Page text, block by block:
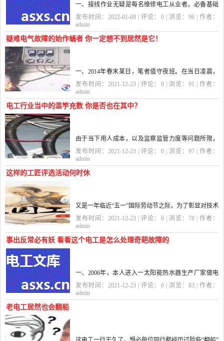
一、接线作业无疑是每名维修电工从业者，必备基础
技能之一。无奈现实工作中，相当部分的维修电工同
行在不经意间，会犯下四个失误：首先是接线位置不
当——例如接线位置...
发布时间：2022-01-09 | 评论： 0| 浏览： 96| 作者：
admin
疑难电气故障的始作蛹者 你一定想不到居然是它！
一、2014年春末某日，笔者值守夜班。在当日凌晨，
笔者按工序要求给位于简易工棚内的皮带提升系统送
电。岂料，随着55KW变频器缓充接触器“啪嗒”一声吸
合，变频器内竟然蹿...
发布时间：2021-12-23 | 评论： 0| 浏览： 91 | 作者：
admin
电工行业当中的滥竽充数 你是否也在其中？
由于当下用人成本，以及监察监管力度等问题所限，
在部分中小微企业中，往往会充斥着部分“伪电工”从业
者——虽然他们也被称为电工，但他们却是典型的无
专业培训、无上...
发布时间：2021-12-23 | 评论： 0| 浏览： 97| 作者：
admin
这样的工匠评选活动何时休
又是一年临近“五一”国际劳动节之际，为了彰显对技术
工人的重视，以及大力倡导工匠精神，于是乎各个单
位团体，还有各级组织便应运而生地开展了多种多样
的工匠评选活动。...
发布时间：2021-12-23 | 评论： 0| 浏览： 78| 作者：
admin
事出反常必有妖 看看这个电工是怎么处理奇葩故障的
一、2006年，本人进入一太阳能热水器生产厂家做电
工学徒。话说某日，厂里玻璃管镀膜车间当中的一台
镀膜溅射罐，出现了奇怪的故障——在操作工将使用
发布时间：2021-12-23 | 评论： 0| 浏览： 83| 作者：
admin
老电工居然也会翻船